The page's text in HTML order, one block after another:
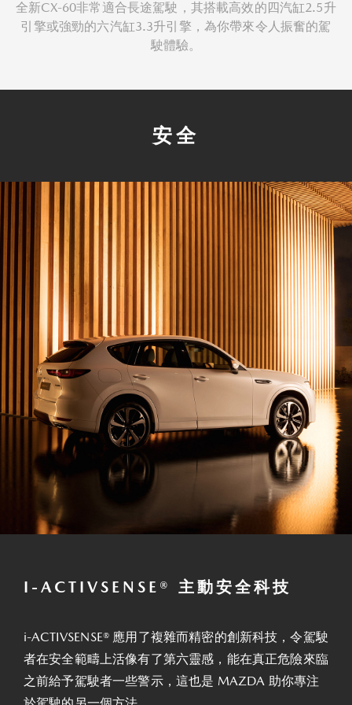
全新CX-60非常適合長途駕駛，其搭載高效的四汽缸2.5升
引擎或強勁的六汽缸3.3升引擎，為你帶來令人振奮的駕
駛體驗。
安全
I-ACTIVSENSE® 主動安全科技
i-ACTIVSENSE® 應用了複雜而精密的創新科技，令駕駛
者在安全範疇上活像有了第六靈感，能在真正危險來臨
之前給予駕駛者一些警示，這也是 MAZDA 助你專注